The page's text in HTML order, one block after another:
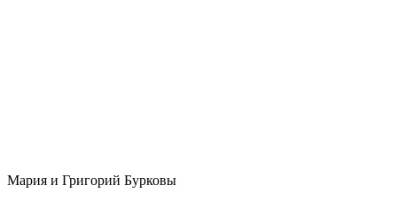
Мария и Григорий Бурковы